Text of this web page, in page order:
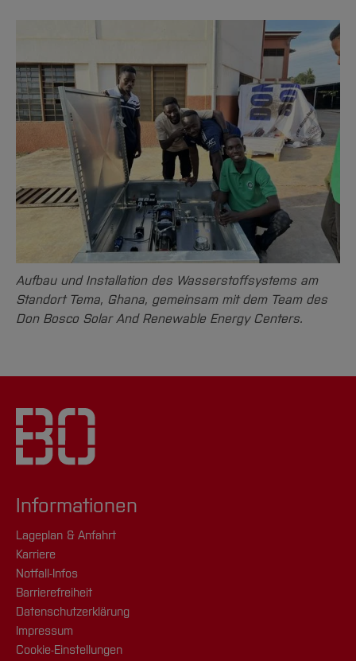
Aufbau und Installation des Wasserstoffsystems am
Standort Tema, Ghana, gemeinsam mit dem Team des
Don Bosco Solar And Renewable Energy Centers.
Informationen
Lageplan & Anfahrt
Karriere
Notfall-Infos
Barrierefreiheit
Datenschutzerklärung
Impressum
Cookie-Einstellungen